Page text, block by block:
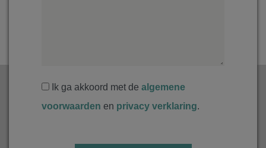
Ik ga akkoord met de algemene
voorwaarden en privacy verklaring.